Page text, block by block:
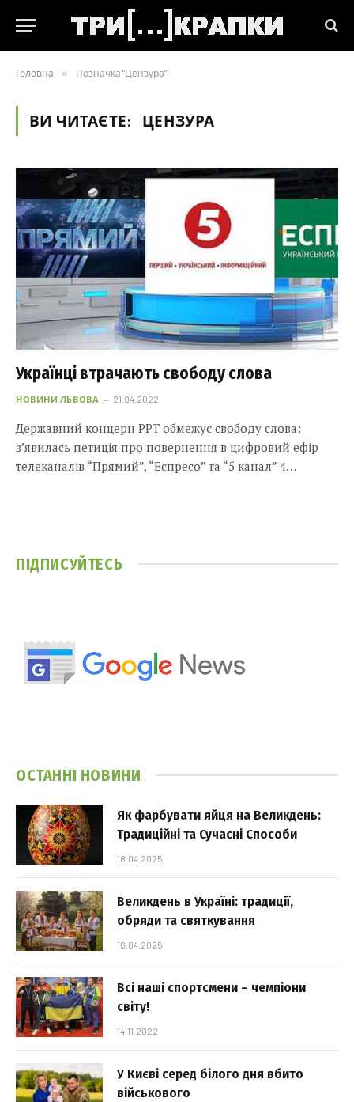
Головна » Позначка "Цензура"
ВИ ЧИТАЄТЕ: ЦЕНЗУРА
Українці втрачають свободу слова
НОВИНИ ЛЬВОВА 21.04.2022
Державний концерн РРТ обмежує свободу слова:
з’явилась петиція про повернення в цифровий ефір
телеканалів “Прямий”, “Еспресо” та “5 канал” 4…
ПІДПИСУЙТЕСЬ
ОСТАННІ НОВИНИ
Як фарбувати яйця на Великдень:
Традиційні та Сучасні Способи
18.04.2025
Великдень в Україні: традиції,
обряди та святкування
18.04.2025
Всі наші спортсмени – чемпіони
світу!
14.11.2022
У Києві серед білого дня вбито
військового